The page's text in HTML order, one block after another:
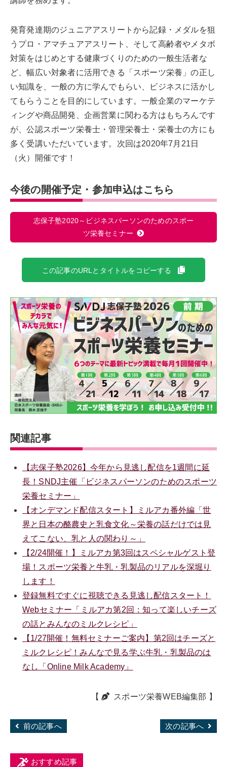
発育発達期のジュニアアスリートから記録・メダルを狙
うプロ・アマチュアアスリート、そして高齢者やメタボ
対策をはじめとする健康づくりのための一般生活者な
ど、幅広い対象者に活用できる「スポーツ栄養」の正し
い知識を、一般の方に学んでもらい、ビジネスに活かし
てもらうことを目的にしています。一般企業のマーケテ
ィングや商品開発、企画営業に関わる方はもちろんです
が、公認スポーツ栄養士・管理栄養士・栄養士の方にも
多く受講いただいています。次回は2020年7月21日
（火）開催です！
今後の開催予定・参加申込はこちら
志保子塾2020～ビジネスパーソンのためのスポー
ツ栄養セミナー
この記事のURLとタイトルをコピーする
関連記事
【志保子塾2026】今年から見逃し配信を1週間に延
長！SNDJ主催「ビジネスパーソンのためのスポーツ
栄養セミナー」
【オンデマンド配信スタート】ミルアカ番外編「世
界と日本の酪農史と乳食文化～栄養の話だけでは見
えてこない、乳と人の関わり～」
【2/24開催！】ミルアカ第3回はスペシャルゲスト登
場！スポーツ栄養と牛乳・乳製品のリアルを深堀り
します！
登録無料ですぐに視聴できる見逃し配信スタート！
Webセミナー「ミルアカ第2回：知って楽しいチーズ
の話とみんなのミルクレシピ」
【1/27開催！無料セミナーご案内】第2回はチーズと
ミルクレシピ！みんなで見る学ぶ牛乳・乳製品のは
なし「Online Milk Academy」
【 スポーツ栄養WEB編集部 】
前の記事へ 次の記事へ
おすすめ記事